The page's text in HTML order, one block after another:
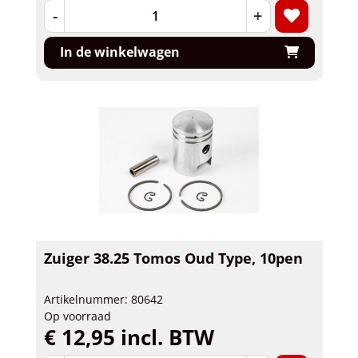
- +
In de winkelwagen
Zuiger 38.25 Tomos Oud Type, 10pen
Artikelnummer: 80642
Op voorraad
€ 12,95 incl. BTW